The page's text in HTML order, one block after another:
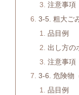
注意事項
3-5. 粗大ご
品目例
出し方の
注意事項
3-6. 危険物
品目例